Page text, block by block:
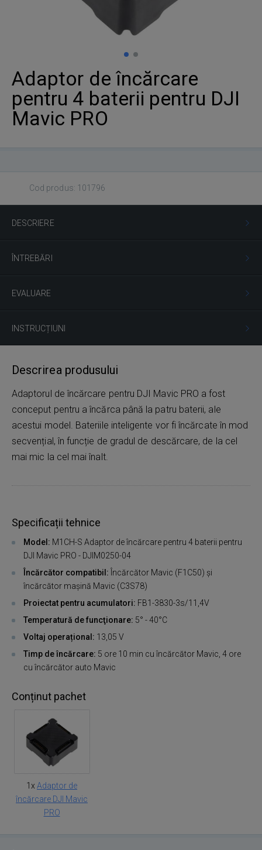
Adaptor de încărcare
pentru 4 baterii pentru DJI
Mavic PRO
Cod produs: 101796
DESCRIERE
ÎNTREBĂRI
EVALUARE
INSTRUCȚIUNI
Descrirea produsului
Adaptorul de încărcare pentru DJI Mavic PRO a fost
conceput pentru a încărca până la patru baterii, ale
acestui model. Bateriile inteligente vor fi încărcate în mod
secvențial, în funcție de gradul de descărcare, de la cel
mai mic la cel mai înalt.
Specificații tehnice
Model: M1CH-S Adaptor de încărcare pentru 4 baterii pentru
DJI Mavic PRO - DJIM0250-04
Încărcător compatibil: Încărcător Mavic (F1C50) și
încărcător mașină Mavic (C3S78)
Proiectat pentru acumulatori: FB1-3830-3s/11,4V
Temperatură de funcţionare: 5° - 40°C
Voltaj operațional: 13,05 V
Timp de încărcare: 5 ore 10 min cu încărcător Mavic, 4 ore
cu încărcător auto Mavic
Conținut pachet
1x Adaptor de
încărcare DJI Mavic
PRO